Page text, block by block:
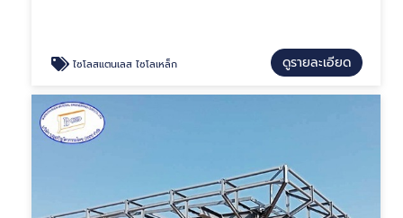
ไซโลสแตนเลส ไซโลเหล็ก ดูรายละเอียด